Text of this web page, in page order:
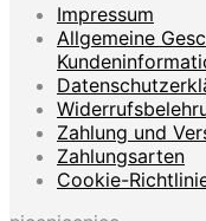
Impressum
Allgemeine
Zahlung und
Zahlungsarten
Cookie-